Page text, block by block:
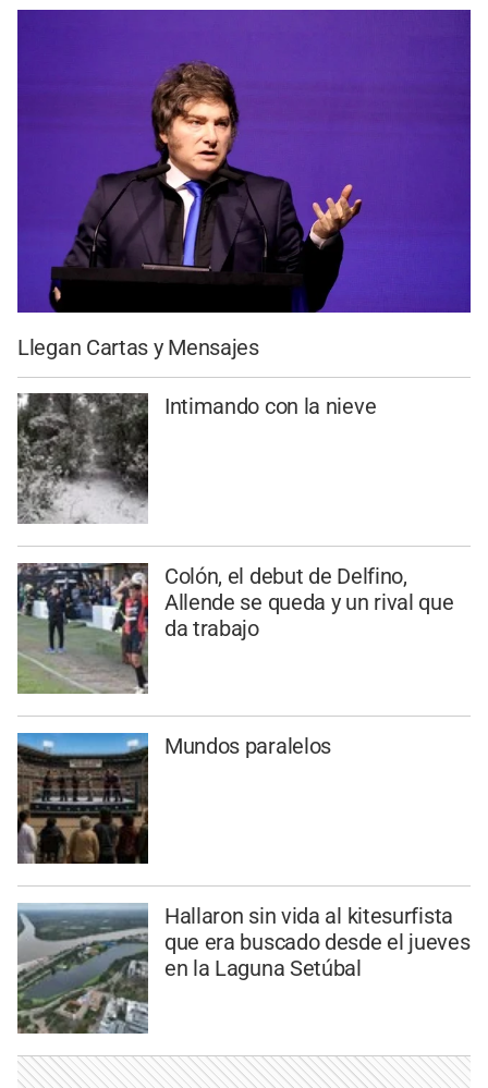
Llegan Cartas y Mensajes
Intimando con la nieve
Colón, el debut de Delfino,
Allende se queda y un rival que
da trabajo
Mundos paralelos
Hallaron sin vida al kitesurfista
que era buscado desde el jueves
en la Laguna Setúbal